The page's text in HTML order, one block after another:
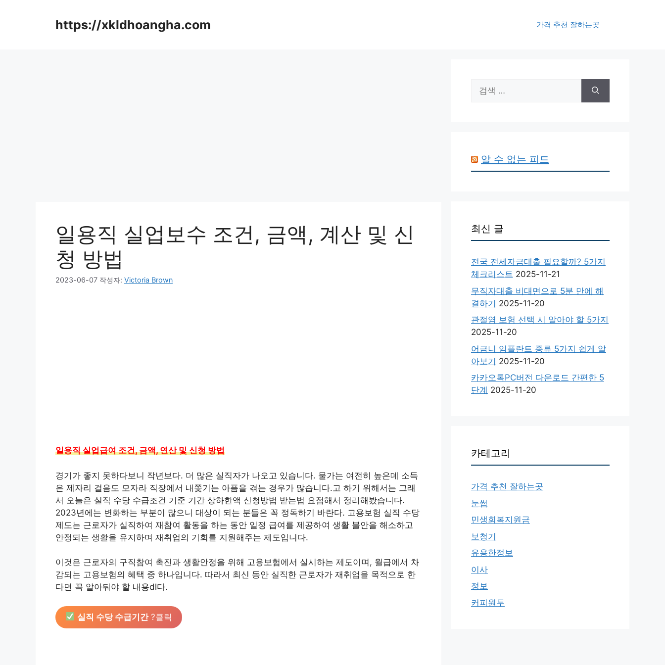
https://xkldhoangha.com 가격 추천 잘하는곳
일용직 실업보수 조건, 금액, 계산 및 신
청 방법
2023-06-07 작성자: Victoria Brown
일용직 실업급여 조건, 금액, 연산 및 신청 방법
경기가 좋지 못하다보니 작년보다. 더 많은 실직자가 나오고 있습니다. 물가는 여전히 높은데 소득
은 제자리 걸음도 모자라 직장에서 내쫓기는 아픔을 겪는 경우가 많습니다.고 하기 위해서는 그래
서 오늘은 실직 수당 수급조건 기준 기간 상하한액 신청방법 받는법 요점해서 정리해봤습니다.
2023년에는 변화하는 부분이 많으니 대상이 되는 분들은 꼭 정독하기 바란다. 고용보험 실직 수당
제도는 근로자가 실직하여 재참여 활동을 하는 동안 일정 급여를 제공하여 생활 불안을 해소하고
안정되는 생활을 유지하며 재취업의 기회를 지원해주는 제도입니다.
이것은 근로자의 구직참여 촉진과 생활안정을 위해 고용보험에서 실시하는 제도이며, 월급에서 차
감되는 고용보험의 혜택 중 하나입니다. 따라서 최신 동안 실직한 근로자가 재취업을 목적으로 한
다면 꼭 알아둬야 할 내용dl다.
실직 수당 수급기간?클릭
색:
알 수 없는 피드
최신 글
전국 전세자금대출 필요할까? 5가지
체크리스트 2025-11-21
무직자대출 비대면으로 5분 만에 해
결하기 2025-11-20
관절염 보험 선택 시 알아야 할 5가지
2025-11-20
어금니 임플란트 종류 5가지 쉽게 알
아보기 2025-11-20
카카오톡PC버전 다운로드 간편한 5
단계 2025-11-20
카테고리
가격 추천 잘하는곳
눈썹
민생회복지원금
보청기
유용한정보
이사
정보
커피원두